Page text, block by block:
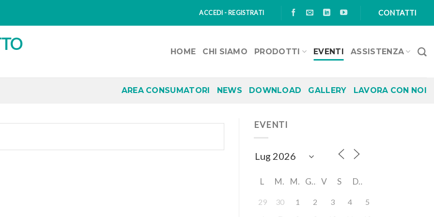
ACCEDI - REGISTRATI CONTATTI
HOME CHI SIAMO PRODOTTI EVENTI ASSISTENZA
AREA CONSUMATORI NEWS DOWNLOAD GALLERY LAVORA CON NOI
EVENTI
L M M G V S D
29 30 1 2 3 4
5